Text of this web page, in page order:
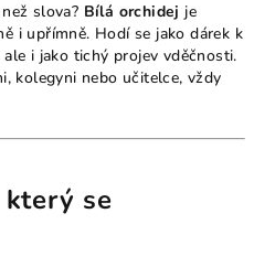
slova? Bílá orchidej je
i upřímně. Hodí se jako dárek k
i jako tichý projev vděčnosti.
kolegyni nebo učitelce, vždy
se